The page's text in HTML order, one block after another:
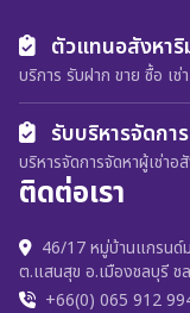
ตัวแทนอสังหา
บริการ รับฝาก ขาย ซื้อ เ
รับบริหารจัดกา
บริหารจัดการจัดหาผู้เช่า
ติดต่อเรา
46/17 หมู่บ้านแกรนด์
ต.แสนสุข อ.เมืองชลบุรี ช
+66(0) 065 912